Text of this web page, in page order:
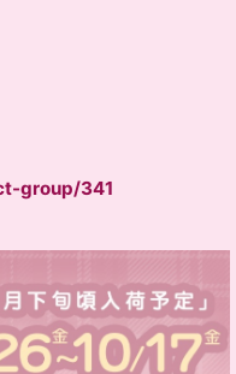
group/341